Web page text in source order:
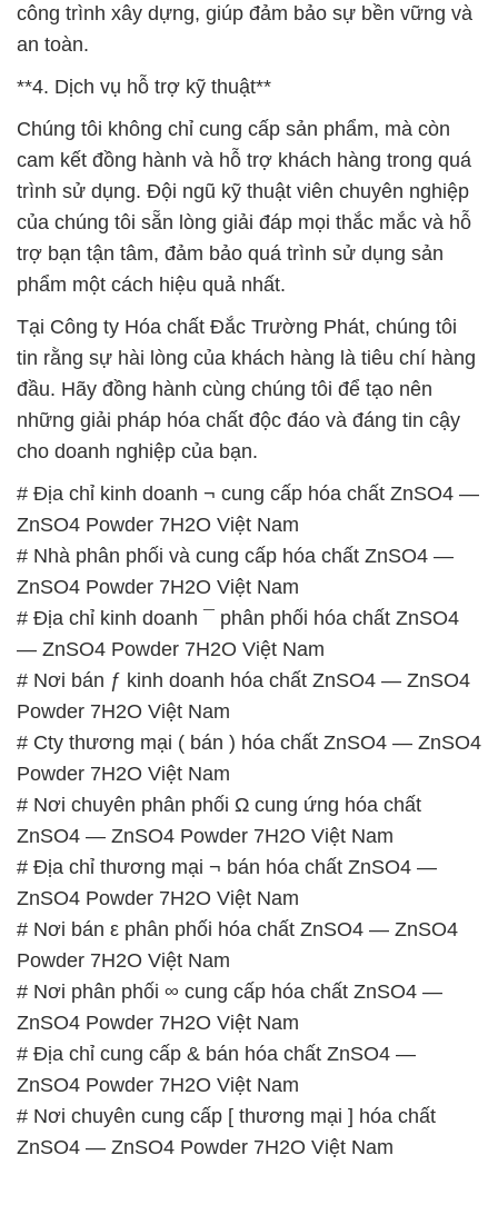
công trình xây dựng, giúp đảm bảo sự bền vững và
an toàn.
**4. Dịch vụ hỗ trợ kỹ thuật**
Chúng tôi không chỉ cung cấp sản phẩm, mà còn
cam kết đồng hành và hỗ trợ khách hàng trong quá
trình sử dụng. Đội ngũ kỹ thuật viên chuyên nghiệp
của chúng tôi sẵn lòng giải đáp mọi thắc mắc và hỗ
trợ bạn tận tâm, đảm bảo quá trình sử dụng sản
phẩm một cách hiệu quả nhất.
Tại Công ty Hóa chất Đắc Trường Phát, chúng tôi
tin rằng sự hài lòng của khách hàng là tiêu chí hàng
đầu. Hãy đồng hành cùng chúng tôi để tạo nên
những giải pháp hóa chất độc đáo và đáng tin cậy
cho doanh nghiệp của bạn.
# Địa chỉ kinh doanh ¬ cung cấp hóa chất ZnSO4 —
ZnSO4 Powder 7H2O Việt Nam
# Nhà phân phối và cung cấp hóa chất ZnSO4 —
ZnSO4 Powder 7H2O Việt Nam
# Địa chỉ kinh doanh ¯ phân phối hóa chất ZnSO4
— ZnSO4 Powder 7H2O Việt Nam
# Nơi bán ƒ kinh doanh hóa chất ZnSO4 — ZnSO4
Powder 7H2O Việt Nam
# Cty thương mại ( bán ) hóa chất ZnSO4 — ZnSO4
Powder 7H2O Việt Nam
# Nơi chuyên phân phối Ω cung ứng hóa chất
ZnSO4 — ZnSO4 Powder 7H2O Việt Nam
# Địa chỉ thương mại ¬ bán hóa chất ZnSO4 —
ZnSO4 Powder 7H2O Việt Nam
# Nơi bán ε phân phối hóa chất ZnSO4 — ZnSO4
Powder 7H2O Việt Nam
# Nơi phân phối ∞ cung cấp hóa chất ZnSO4 —
ZnSO4 Powder 7H2O Việt Nam
# Địa chỉ cung cấp & bán hóa chất ZnSO4 —
ZnSO4 Powder 7H2O Việt Nam
# Nơi chuyên cung cấp [ thương mại ] hóa chất
ZnSO4 — ZnSO4 Powder 7H2O Việt Nam